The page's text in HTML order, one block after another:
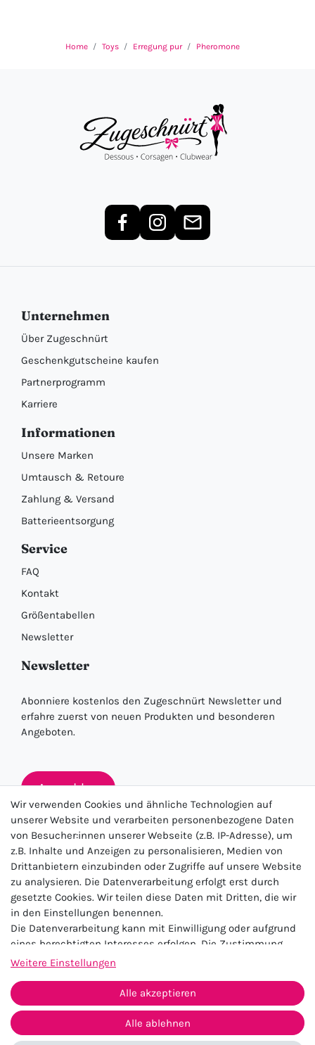
Home Toys Erregung pur Pheromone
Unternehmen
Über Zugeschnürt
Geschenkgutscheine kaufen
Partnerprogramm
Karriere
Informationen
Unsere Marken
Umtausch & Retoure
Zahlung & Versand
Batterieentsorgung
Service
FAQ
Kontakt
Größentabellen
Newsletter
Newsletter
Abonniere kostenlos den Zugeschnürt Newsletter und
erfahre zuerst von neuen Produkten und besonderen
Angeboten.
Anmelden
★★★★★
4.5 / 5.0 (23.143)
Impressum Daten­schutz­erklärung
AGB
Widerrufs­recht
Kontakt
Vertrag widerrufen
Wir verwenden Cookies und ähnliche Technologien auf
unserer Website und verarbeiten personenbezogene Daten
von Besucher:innen unserer Webseite (z.B. IP-Adresse), um
z.B. Inhalte und Anzeigen zu personalisieren, Medien von
Drittanbietern einzubinden oder Zugriffe auf unsere Website
zu analysieren. Die Datenverarbeitung erfolgt erst durch
gesetzte Cookies. Wir teilen diese Daten mit Dritten, die wir
in den Einstellungen benennen.
Die Datenverarbeitung kann mit Einwilligung oder aufgrund
eines berechtigten Interesses erfolgen. Die Zustimmung
kann erteilt oder abgelehnt werden. Es besteht das Recht,
Zeitpunkt zu ändern oder zu widerrufen. Beachten Sie unser
Impressumund weitere Hinweise zur Verwendung
personenbezogener Daten in unserer
Weitere Einstellungen
Alle akzeptieren
Alle ablehnen